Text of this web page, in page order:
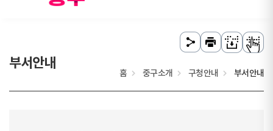
부서안내
홈 중구소개 구청안내 부서안내